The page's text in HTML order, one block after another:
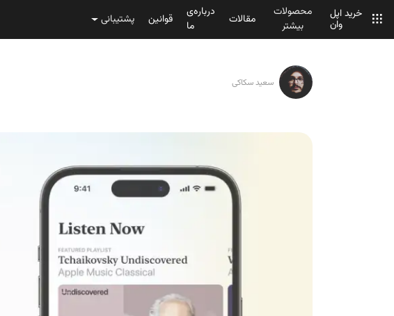
خرید اپل
وان
محصولات
بیشتر
مقالات
درباره‌ی
ما
قوانین پشتیبانی
سعید سکاکی